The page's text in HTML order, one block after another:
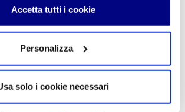
Accetta tutti i cookie
Personalizza
solo i cookie necessari